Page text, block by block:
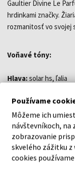
Gaultier Divine Le
hrdinkami značky.
rozmanitosť vo svojej
Voňavé tóny:
Hlava:solar hs, ľalia
Základ:jantár,
Pozor! Produkt je
uzáver.
Používame
Môžeme ich
návštevníkoch, na
zobrazovanie
skvelého zážitku z
cookies